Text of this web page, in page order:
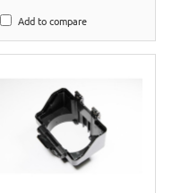
Add to compare